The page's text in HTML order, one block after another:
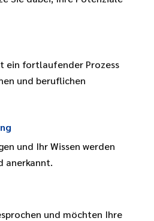
ein fortlaufender Prozess
und beruflichen
und Ihr Wissen werden
anerkannt.
und möchten Ihre